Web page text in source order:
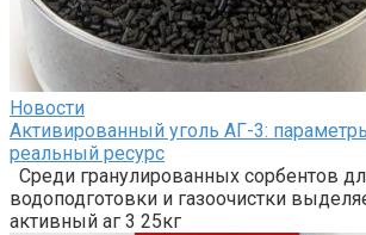
Новости
Активированный уголь АГ-3:
реальный ресурс
Среди гранулированных сорбентов
водоподготовки и газоочистки
активный аг 3 25кг